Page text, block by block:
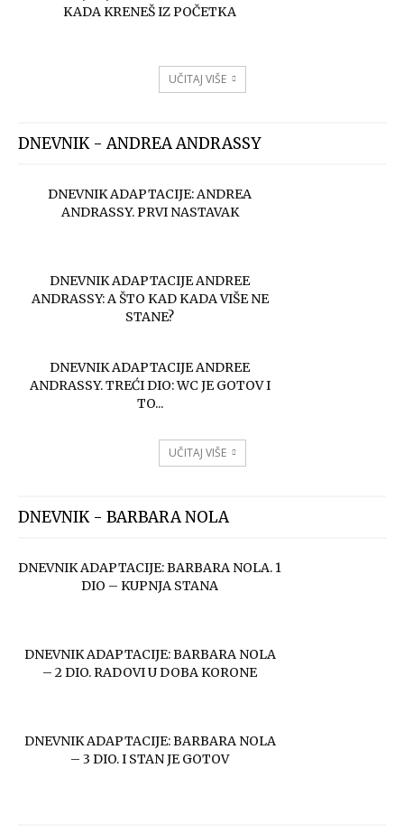
KADA KRENEŠ IZ POČETKA
UČITAJ VIŠE
DNEVNIK - ANDREA ANDRASSY
DNEVNIK ADAPTACIJE: ANDREA
ANDRASSY. PRVI NASTAVAK
DNEVNIK ADAPTACIJE ANDREE
ANDRASSY: A ŠTO KAD KADA VIŠE NE
STANE?
DNEVNIK ADAPTACIJE ANDREE
ANDRASSY. TREĆI DIO: WC JE GOTOV I
TO...
UČITAJ VIŠE
DNEVNIK - BARBARA NOLA
DNEVNIK ADAPTACIJE: BARBARA NOLA. 1
DIO – KUPNJA STANA
DNEVNIK ADAPTACIJE: BARBARA NOLA
– 2 DIO. RADOVI U DOBA KORONE
DNEVNIK ADAPTACIJE: BARBARA NOLA
– 3 DIO. I STAN JE GOTOV